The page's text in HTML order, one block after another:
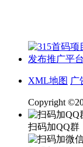
XML地图 广
Copyright
扫码加QQ群